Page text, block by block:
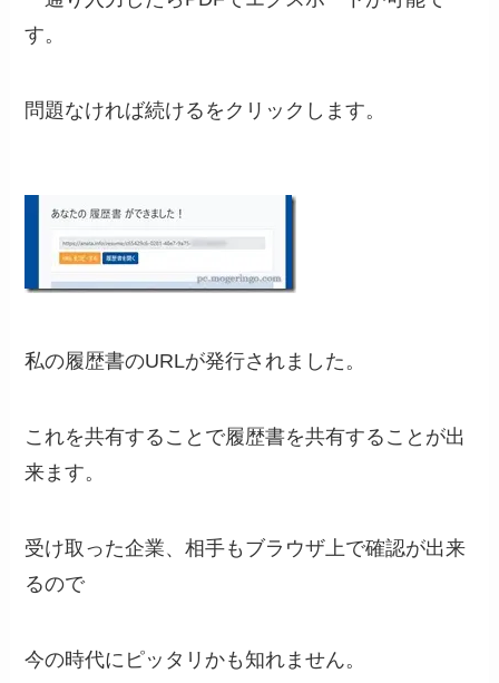
す。
問題なければ続けるをクリックします。
私の履歴書のURLが発行されました。
これを共有することで履歴書を共有することが出
来ます。
受け取った企業、相手もブラウザ上で確認が出来
るので
今の時代にピッタリかも知れません。